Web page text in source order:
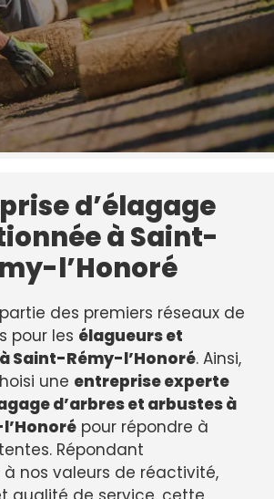
d’élagage
à Saint-
l’Honoré
des premiers réseaux de
pour les élagueurs et
Saint-Rémy-l’Honoré. Ainsi,
une entreprise experte
d’arbres et arbustes à
pour répondre à
Répondant
nos valeurs de réactivité,